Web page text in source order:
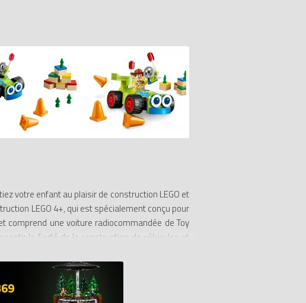
votre enfant au plaisir de construction LEGO et
LEGO 4+, qui est spécialement conçu pour
une voiture radiocommandée de Toy
la fierté de la construction de véhicules et
pilote de course à comprendre la finalité des
la construction en briques LEGO dans un cadre
et les aider à développer leur confiance en